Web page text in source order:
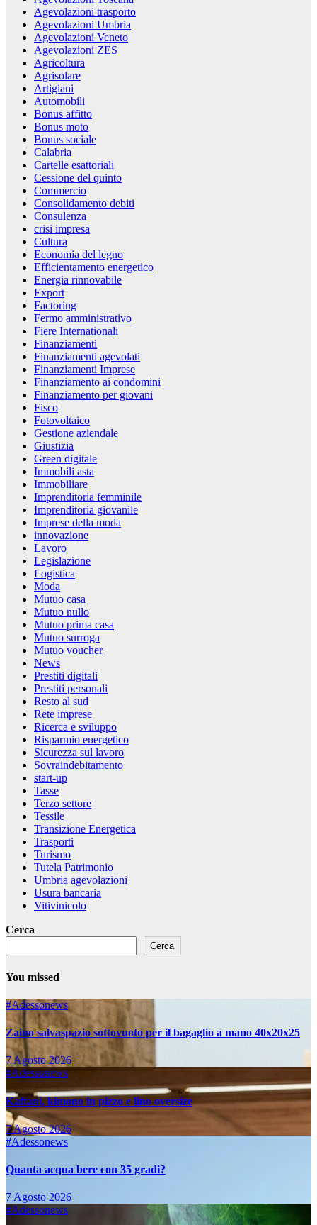
Agevolazioni trasporto
Agevolazioni Umbria
Agevolazioni Veneto
Agevolazioni ZES
Agricoltura
Agrisolare
Artigiani
Automobili
Bonus affitto
Bonus moto
Bonus sociale
Calabria
Cartelle esattoriali
Cessione del quinto
Commercio
Consolidamento debiti
Consulenza
crisi impresa
Cultura
Economia del legno
Efficientamento energetico
Energia rinnovabile
Export
Factoring
Fermo amministrativo
Fiere Internationali
Finanziamenti
Finanziamenti agevolati
Finanziamenti Imprese
Finanziamento ai condomini
Finanziamento per giovani
Fisco
Fotovoltaico
Gestione aziendale
Giustizia
Green digitale
Immobili asta
Immobiliare
Imprenditoria femminile
Imprenditoria giovanile
Imprese della moda
innovazione
Lavoro
Legislazione
Logistica
Moda
Mutuo casa
Mutuo nullo
Mutuo prima casa
Mutuo surroga
Mutuo voucher
News
Prestiti digitali
Prestiti personali
Resto al sud
Rete imprese
Ricerca e sviluppo
Risparmio energetico
Sicurezza sul lavoro
Sovraindebitamento
start-up
Tasse
Terzo settore
Tessile
Transizione Energetica
Trasporti
Turismo
Tutela Patrimonio
Umbria agevolazioni
Usura bancaria
Vitivinicolo
Cerca
Cerca
You missed
#Adessonews
Zaino salvaspazio sottovuoto per il bagaglio a mano 40x20x25
7 Agosto 2026
#Adessonews
Kaftani, kimono in pizzo e lino oversize
7 Agosto 2026
#Adessonews
Quanta acqua bere con 35 gradi?
7 Agosto 2026
#Adessonews